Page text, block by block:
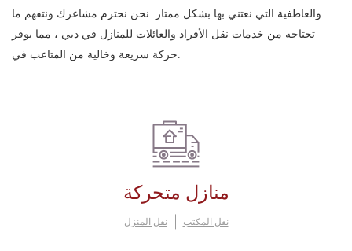
والعاطفية التي نعتني بها بشكل ممتاز. نحن نحترم مشاعرك ونتفهم ما
تحتاجه من خدمات نقل الأفراد والعائلات للمنازل في دبي ، مما يوفر
منازل متحركة
نقل المنزل نقل المكتب